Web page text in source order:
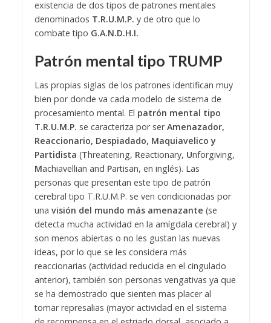
existencia de dos tipos de patrones mentales
denominados T.R.U.M.P. y de otro que lo
combate tipo G.A.N.D.H.I.
Patrón mental tipo TRUMP
Las propias siglas de los patrones identifican muy
bien por donde va cada modelo de sistema de
procesamiento mental. El patrón mental tipo
T.R.U.M.P. se caracteriza por serAmenazador,
Reaccionario, Despiadado, Maquiavelico y
Partidista (Threatening, Reactionary, Unforgiving,
Machiavellian and Partisan, en inglés). Las
personas que presentan este tipo de patrón
cerebral tipo T.R.U.M.P. se ven condicionadas por
una visión del mundo más amenazante (se
detecta mucha actividad en la amígdala cerebral) y
son menos abiertas o no les gustan las nuevas
ideas, por lo que se les considera más
reaccionarias (actividad reducida en el cingulado
anterior), también son personas vengativas ya que
se ha demostrado que sienten mas placer al
tomar represalias (mayor actividad en el sistema